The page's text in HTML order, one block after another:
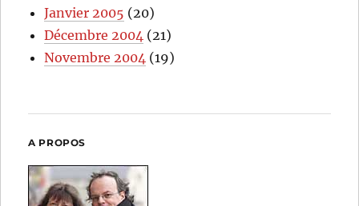
Janvier 2005 (20)
Décembre 2004 (21)
Novembre 2004 (19)
A PROPOS